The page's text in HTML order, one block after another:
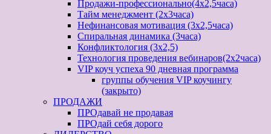
Продажи-профессионально(4х2,5часа)
Тайм менеджмент (2х3часа)
Нефинансовая мотивация (3х2,5часа)
Спиральная динамика (3часа)
Конфликтология (3х2,5)
Технология проведения вебинаров(2х2часа)
VIP коуч успеха 90 дневная программа
группы обучения VIP коучингу
(закрыто)
ПРОДАЖИ
ПРОдавай не продавая
ПРОдай себя дорого